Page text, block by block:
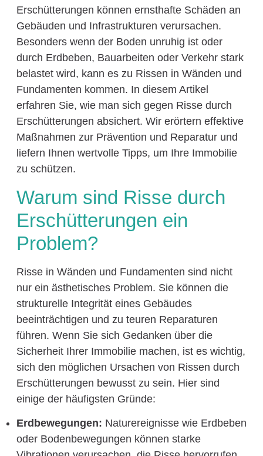
Erschütterungen können ernsthafte Schäden an
Gebäuden und Infrastrukturen verursachen.
Besonders wenn der Boden unruhig ist oder
durch Erdbeben, Bauarbeiten oder Verkehr stark
belastet wird, kann es zu Rissen in Wänden und
Fundamenten kommen. In diesem Artikel
erfahren Sie, wie man sich gegen Risse durch
Erschütterungen absichert. Wir erörtern effektive
Maßnahmen zur Prävention und Reparatur und
liefern Ihnen wertvolle Tipps, um Ihre Immobilie
zu schützen.
Warum sind Risse durch
Erschütterungen ein
Problem?
Risse in Wänden und Fundamenten sind nicht
nur ein ästhetisches Problem. Sie können die
strukturelle Integrität eines Gebäudes
beeinträchtigen und zu teuren Reparaturen
führen. Wenn Sie sich Gedanken über die
Sicherheit Ihrer Immobilie machen, ist es wichtig,
sich den möglichen Ursachen von Rissen durch
Erschütterungen bewusst zu sein. Hier sind
einige der häufigsten Gründe:
Erdbewegungen: Naturereignisse wie Erdbeben
oder Bodenbewegungen können starke